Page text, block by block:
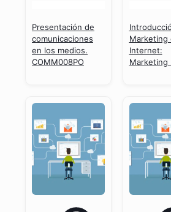
Presentación de
comunicaciones
en los medios.
COMM008PO
Marketing
Internet:
Marketing